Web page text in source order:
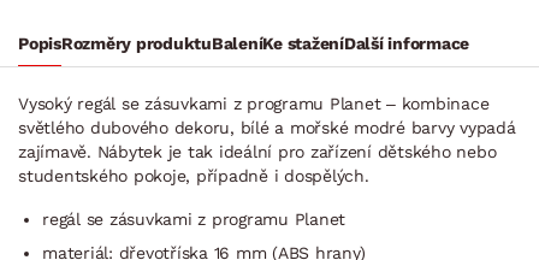
PopisRozměry produktuBaleníKe staženíDalší informace
Vysoký regál se zásuvkami z programu Planet – kombinace
světlého dubového dekoru, bílé a mořské modré barvy vypadá
zajímavě. Nábytek je tak ideální pro zařízení dětského nebo
studentského pokoje, případně i dospělých.
regál se zásuvkami z programu Planet
materiál: dřevotříska 16 mm (ABS hrany)